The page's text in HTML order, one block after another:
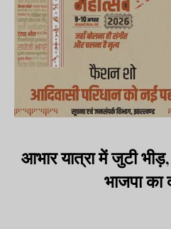
आभार यात्रा में जुटी
भाजपा का